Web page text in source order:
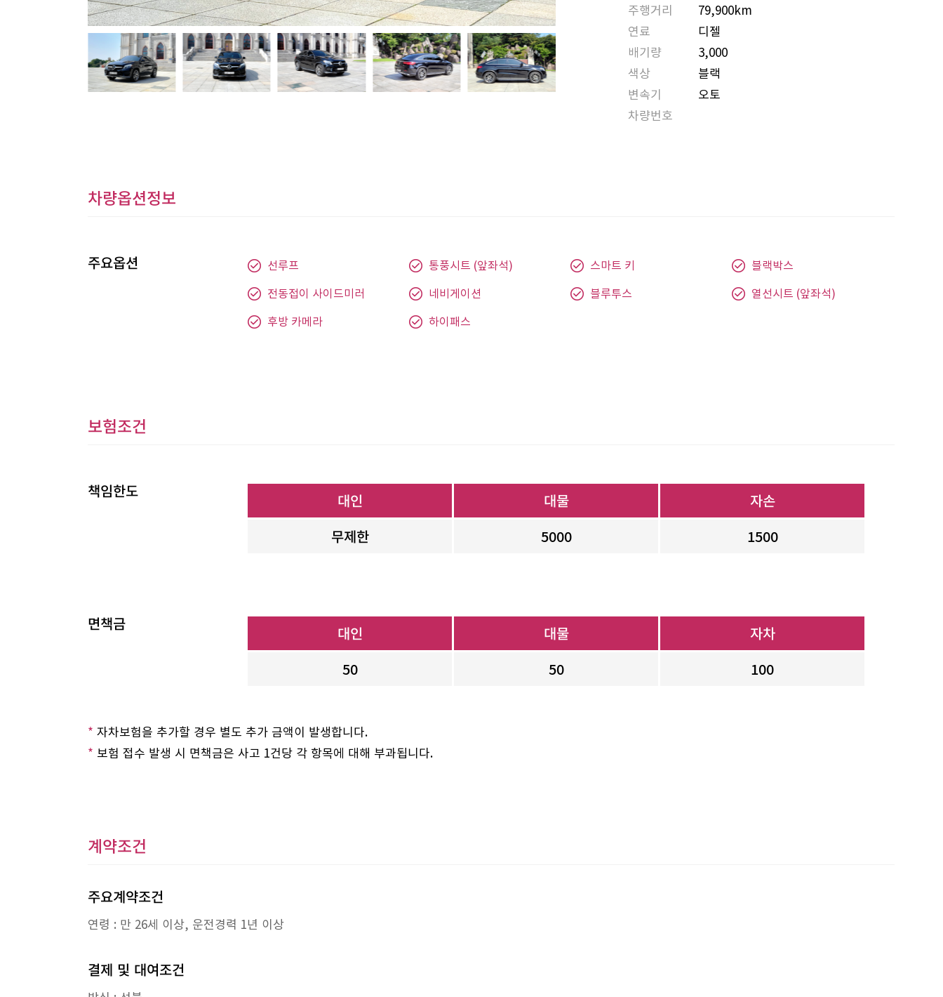
주행거리
79,900km
연료
디젤
배기량
3,000
색상
블랙
변속기
오토
차량번호
차량옵션정보
주요옵션 선루프 통풍시트 (앞좌석) 스마트 키
블랙박스
전동접이 사이드미러
네비게이션 블루투스
열선시트 (앞좌석)
후방 카메라
하이패스
보험조건
책임한도
대인
무제한
대물
5000
자손
1500
면책금
대인
50
대물
50
자차
100
* 자차보험을 추가할 경우 별도 추가 금액이 발생합니다.
* 보험 접수 발생 시 면책금은 사고 1건당 각 항목에 대해 부과됩니다.
계약조건
주요계약조건
연령 : 만 26세 이상, 운전경력 1년 이상
결제 및 대여조건